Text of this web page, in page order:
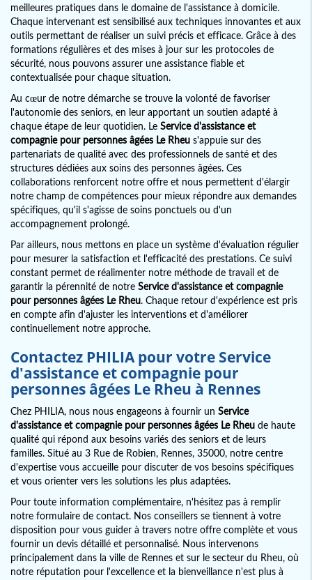
meilleures pratiques dans le domaine de l'assistance à domicile.
Chaque intervenant est sensibilisé aux techniques innovantes et aux
outils permettant de réaliser un suivi précis et efficace. Grâce à des
formations régulières et des mises à jour sur les protocoles de
sécurité, nous pouvons assurer une assistance fiable et
contextualisée pour chaque situation.
Au cœur de notre démarche se trouve la volonté de favoriser
l'autonomie des seniors, en leur apportant un soutien adapté à
chaque étape de leur quotidien. Le Service d'assistance et
compagnie pour personnes âgées Le Rheu s'appuie sur des
partenariats de qualité avec des professionnels de santé et des
structures dédiées aux soins des personnes âgées. Ces
collaborations renforcent notre offre et nous permettent d'élargir
notre champ de compétences pour mieux répondre aux demandes
spécifiques, qu'il s'agisse de soins ponctuels ou d'un
accompagnement prolongé.
Par ailleurs, nous mettons en place un système d'évaluation régulier
pour mesurer la satisfaction et l'efficacité des prestations. Ce suivi
constant permet de réalimenter notre méthode de travail et de
garantir la pérennité de notre Service d'assistance et compagnie
pour personnes âgées Le Rheu. Chaque retour d'expérience est pris
en compte afin d'ajuster les interventions et d'améliorer
continuellement notre approche.
Contactez PHILIA pour votre Service
d'assistance et compagnie pour
personnes âgées Le Rheu à Rennes
Chez PHILIA, nous nous engageons à fournir un Service
d'assistance et compagnie pour personnes âgées Le Rheu de haute
qualité qui répond aux besoins variés des seniors et de leurs
familles. Situé au 3 Rue de Robien, Rennes, 35000, notre centre
d'expertise vous accueille pour discuter de vos besoins spécifiques
et vous orienter vers les solutions les plus adaptées.
Pour toute information complémentaire, n'hésitez pas à remplir
notre formulaire de contact. Nos conseillers se tiennent à votre
disposition pour vous guider à travers notre offre complète et vous
fournir un devis détaillé et personnalisé. Nous intervenons
principalement dans la ville de Rennes et sur le secteur du Rheu, où
notre réputation pour l'excellence et la bienveillance n'est plus à